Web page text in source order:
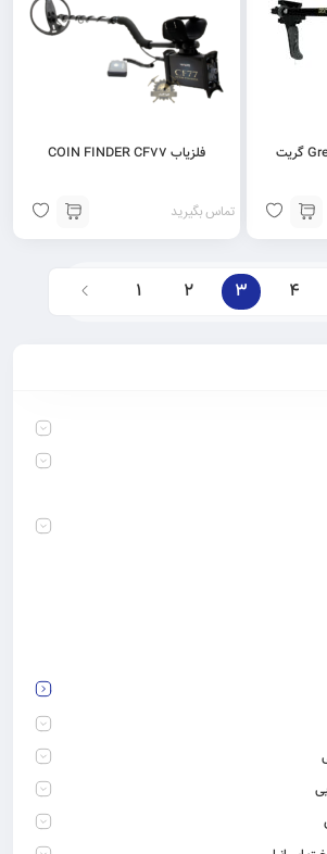
فلزیاب Great NEUTRON گریت
فلزیاب COIN FINDER CF77
تماس بگیرید
1 2 3 4